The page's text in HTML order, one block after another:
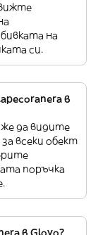
вижте
на
си.
в
да видите
всеки обект
поръчка
в Glovo?